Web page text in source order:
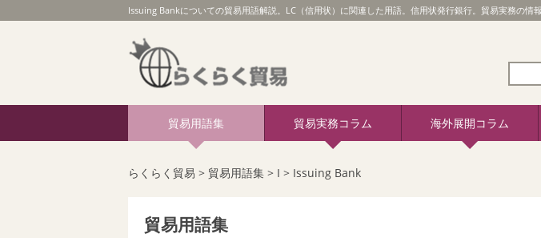
Issuing Bankについての貿易用語解説。LC（信用状）に関連した用語。信用状発行銀行。貿易実務の
貿易用語集 貿易実務コラム 海外展開コラム
らくらく貿易 > 貿易用語集> I > Issuing Bank
貿易用語集